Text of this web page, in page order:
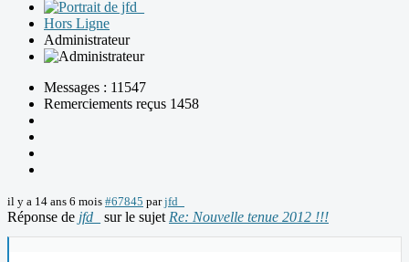
Hors Ligne
Administrateur
Messages : 11547
Remerciements reçus 1458
il y a 14 ans 6 mois #67845 parjfd_
Réponse de jfd_ sur le sujet Re: Nouvelle tenue 2012 !!!